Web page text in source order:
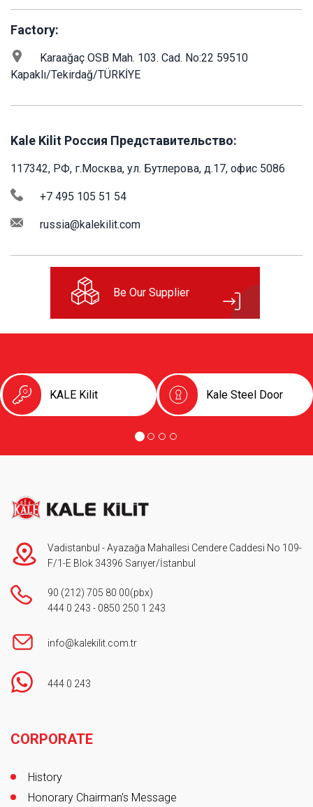
Factory:
Karaağaç OSB Mah. 103. Cad. No:22 59510
Kapaklı/Tekirdağ/TÜRKİYE
Kale Kilit Россия Представительство:
117342, РФ, г.Москва, ул. Бутлерова, д.17, офис 5086
+7 495 105 51 54
russia@kalekilit.com
Be Our Supplier
KALE Kilit Kale Steel Door
Vadistanbul - Ayazağa Mahallesi Cendere Caddesi No 109-
F/1-E Blok 34396 Sarıyer/İstanbul
90 (212) 705 80 00(pbx)
444 0 243 - 0850 250 1 243
info@kalekilit.com.tr
444 0 243
CORPORATE
History
Honorary Chairman's Message